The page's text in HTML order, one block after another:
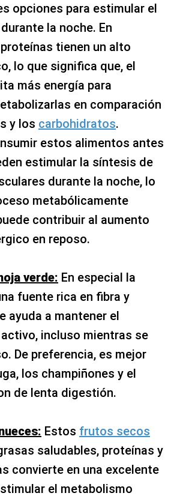
opciones para estimular el
la noche. En
tienen un alto
lo que significa que, el
más energía para
en comparación
y los carbohidratos.
estos alimentos antes
estimular la síntesis de
durante la noche, lo
metabólicamente
contribuir al aumento
en reposo.
verde: En especial la
fuente rica en fibra y
ayuda a mantener el
incluso mientras se
De preferencia, es mejor
los champiñones y el
de lenta digestión.
Estos frutos secos
saludables, proteínas y
convierte en una excelente
el metabolismo